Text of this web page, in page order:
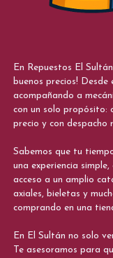
En Repuestos El
buenos precios!
acompañando a
con un solo propósito:
precio y con despacho
Sabemos que tu
una experiencia
acceso a un amplio
axiales, bieletas y
comprando en una
En El Sultán no solo
Te asesoramos para